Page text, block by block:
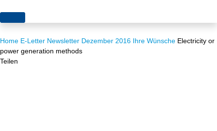
Themen
Akzeptanz
Europa
Projekte
Publikationen
Home E-Letter Newsletter Dezember 2016 Ihre Wünsche Electricity or
power generation methods
Teilen